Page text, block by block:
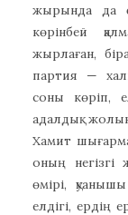
жырында да
көрінбей
жырлаған,
партия —
соны көріп,
адалдық
Хамит
оның
өмірі,
елдігі, ердің